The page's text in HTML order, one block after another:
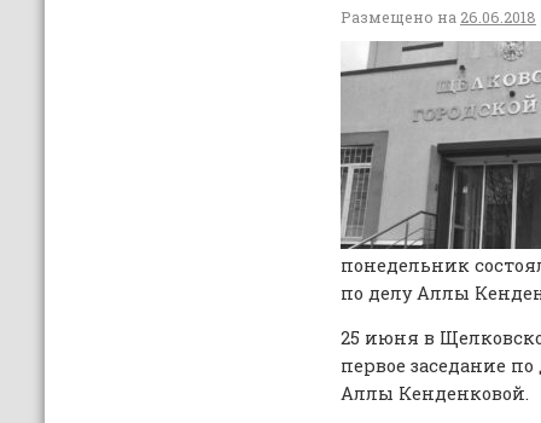
Размещено на 26.06.2018
понедельник
по делу Аллы
25 июня в
первое заседание
Аллы Кенденковой.